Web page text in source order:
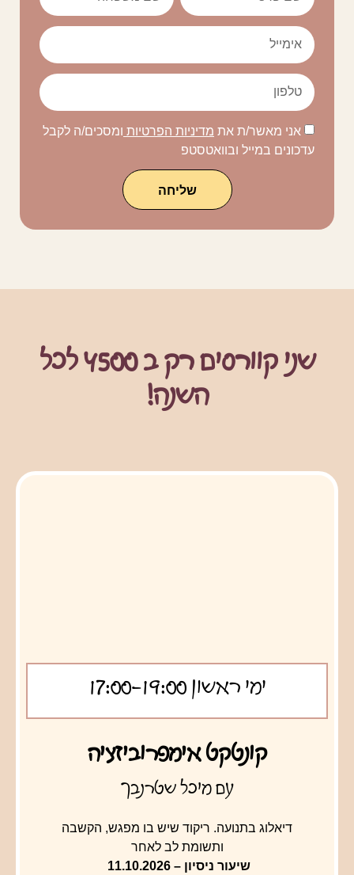
אני מאשר/ת את מדיניות הפרטיות ומסכים/ה לקבל
עדכונים במייל ובוואטסטפ
שליחה
שני קוורסיםרק ב 4500
לכל
השנה!
ימי ראשון 17:00-19:00
קונטקט אימפרוביזציה
עם מיכל שטרנבך
דיאלוג בתנועה. ריקוד שיש בו מפגש, הקשבה
ותשומת לב לאחר
שיעור ניסיון – 11.10.2026